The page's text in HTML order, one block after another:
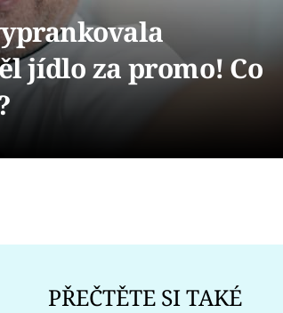
jídlo za promo! Co
PŘEČTĚTE SI TAKÉ